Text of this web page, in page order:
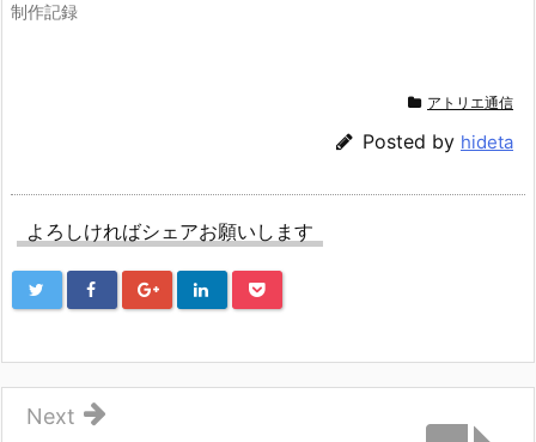
制作記録
アトリエ通信
Posted by hideta
よろしければシェアお願いします
Next